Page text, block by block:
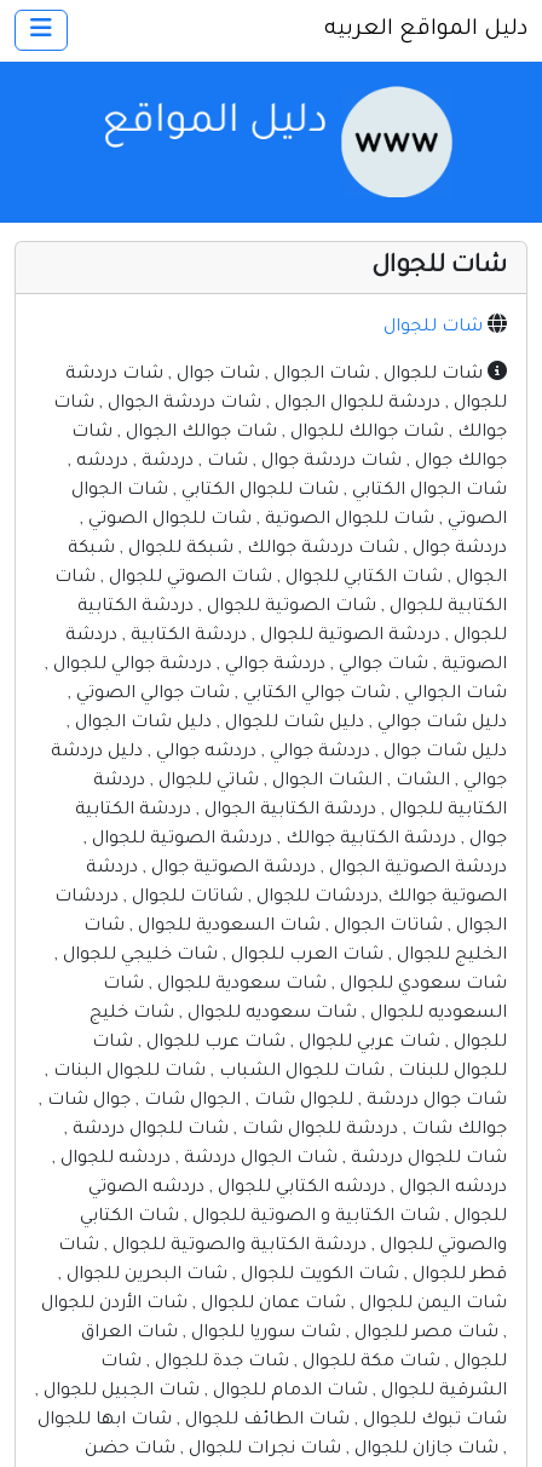
اتصل بنا
الأسرة والترفيه
كمبيوتر وبرامج
منتديات
مواقع إخباريه
مواقع إسلامية
مواقع طبيه
دليل المواقع العربيه
شات للجوال
شات للجوال
شات للجوال , شات الجوال , شات جوال , شات دردشة
للجوال , دردشة للجوال الجوال , شات دردشة الجوال , شات
جوالك , شات جوالك للجوال , شات جوالك الجوال , شات
جوالك جوال , شات دردشة جوال , شات , دردشة , دردشه ,
شات الجوال الكتابي , شات للجوال الكتابي , شات الجوال
الصوتي , شات للجوال الصوتية , شات للجوال الصوتي ,
دردشة جوال , شات دردشة جوالك , شبكة للجوال , شبكة
الجوال , شات الكتابي للجوال , شات الصوتي للجوال , شات
الكتابية للجوال , شات الصوتية للجوال , دردشة الكتابية
للجوال , دردشة الصوتية للجوال , دردشة الكتابية , دردشة
الصوتية , شات جوالي , دردشة جوالي , دردشة جوالي للجوال ,
شات الجوالي , شات جوالي الكتابي , شات جوالي الصوتي ,
دليل شات جوالي , دليل شات للجوال , دليل شات الجوال ,
دليل شات جوال , دردشة جوالي , دردشه جوالي , دليل دردشة
جوالي , الشات , الشات الجوال , شاتي للجوال , دردشة
الكتابية للجوال , دردشة الكتابية الجوال , دردشة الكتابية
جوال , دردشة الكتابية جوالك , دردشة الصوتية للجوال ,
دردشة الصوتية الجوال , دردشة الصوتية جوال , دردشة
الصوتية جوالك ,دردشات للجوال , شاتات للجوال , دردشات
الجوال , شاتات الجوال , شات السعودية للجوال , شات
الخليج للجوال , شات العرب للجوال , شات خليجي للجوال ,
شات سعودي للجوال , شات سعودية للجوال , شات
السعوديه للجوال , شات سعوديه للجوال , شات خليج
للجوال , شات عربي للجوال , شات عرب للجوال , شات
للجوال للبنات , شات للجوال الشباب , شات للجوال البنات ,
شات جوال دردشة , للجوال شات , الجوال شات , جوال شات ,
جوالك شات , دردشة للجوال شات , شات للجوال دردشة ,
شات للجوال دردشة , شات الجوال دردشة , دردشه للجوال ,
دردشه الجوال , دردشه الكتابي للجوال , دردشه الصوتي
للجوال , شات الكتابية و الصوتية للجوال , شات الكتابي
والصوتي للجوال , دردشة الكتابية والصوتية للجوال , شات
قطر للجوال , شات الكويت للجوال , شات البحرين للجوال ,
شات اليمن للجوال , شات عمان للجوال , شات الأردن للجوال
, شات مصر للجوال , شات سوريا للجوال , شات العراق
للجوال , شات مكة للجوال , شات جدة للجوال , شات
الشرقية للجوال , شات الدمام للجوال , شات الجبيل للجوال ,
شات تبوك للجوال , شات الطائف للجوال , شات ابها للجوال
, شات جازان للجوال , شات نجرات للجوال , شات حضن